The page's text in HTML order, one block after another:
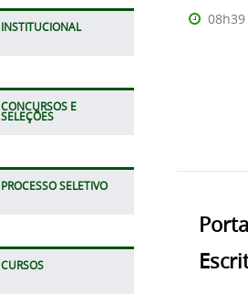
INSTITUCIONAL
CONCURSOS E
SELEÇÕES
PROCESSO SELETIVO
CURSOS
08h39